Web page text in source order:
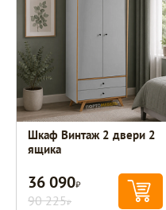
Шкаф Винтаж 2 двери 2
ящика
36 090Р
90 225Р